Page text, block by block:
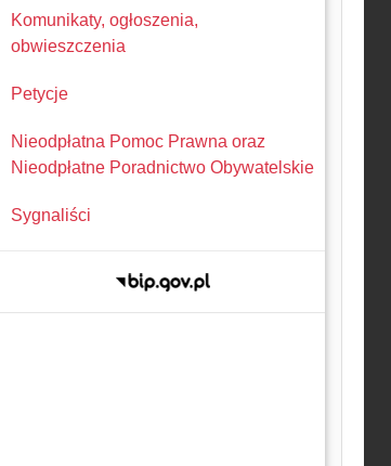
Komunikaty, ogłoszenia,
obwieszczenia
Petycje
Nieodpłatna Pomoc Prawna oraz
Nieodpłatne Poradnictwo Obywatelskie
Sygnaliści